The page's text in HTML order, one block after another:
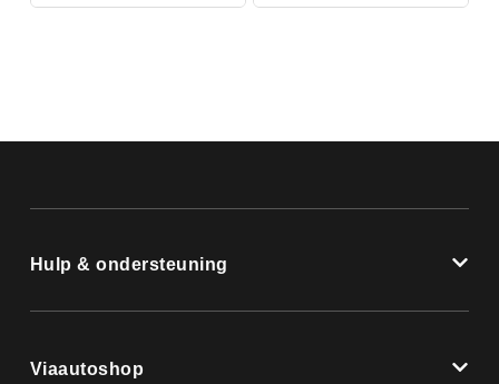
Hulp & ondersteuning
Viaautoshop